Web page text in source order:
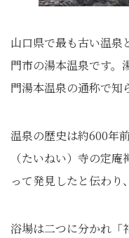
山口県で最も古い温泉
門市の湯本温泉です。
門湯本温泉の通称で知
温泉の歴史は約600年
（たいねい）寺の定
って発見したと伝わり
浴場は二つに分かれ「